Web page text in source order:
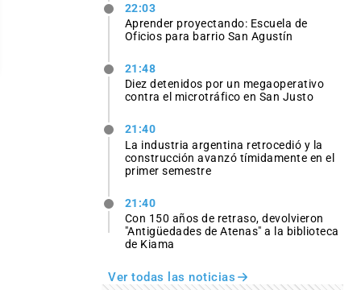
22:03
Aprender proyectando: Escuela de
Oficios para barrio San Agustín
21:48
Diez detenidos por un megaoperativo
contra el microtráfico en San Justo
21:40
La industria argentina retrocedió y la
construcción avanzó tímidamente en el
primer semestre
21:40
Con 150 años de retraso, devolvieron
"Antigüedades de Atenas" a la biblioteca
de Kiama
Ver todas las noticias